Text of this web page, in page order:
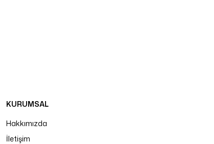
KURUMSAL
Hakkımızda
İletişim